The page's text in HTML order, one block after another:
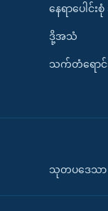
နေရာပေါင်း
ဒို့အသံ
သက်တံရော
သုတပဒေသာ